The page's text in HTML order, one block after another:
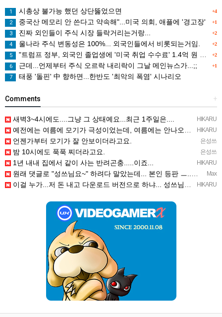
+4
1 시총상 불가능 했던 상단뚫었으면
+1
2 중국산 메모리 안 쓴다고 약속해"...미국 의회, 애플에 '경고장'
+2
3 진짜 외인들이 주식 시장 들락거리는거랑...
+2
4 울나라 주식 변동성은 100%... 외국인들에서 비롯되는거임.
+2
5 "트럼프 정부, 외국인 졸업생에 '미국 취업 수수료' 1.4억 원 검토
+1
6 근데...언제부터 주식 오르락 내리락이 그날 메인뉴스가...;;
7 태풍 '돌핀' 中 향하면...한반도 '최악의 폭염' 시나리오
+
Comments
HIKARU
새벽3~4시에도....그냥 그 상태예요...최근 1주일은....
HIKARU
예전에는 여름에 모기가 극성이었는데, 여름에는 안나오는 것 같은.....ㅎ ㅎ)
은성쓰
언젠가부터 모기가 잘 안보이더라고요.
은성쓰
밤 10시에도 푹푹 찌더라고요.
HIKARU
1년 내내 집에서 같이 사는 반려곤충.....이죠...
Max
원래 댓글로 "성쓰님요~" 하려다 말았는데... 본인 등판 ㅡ..ㅡy~
HIKARU
이걸 누가...저 돈 내고 다운로드 버전으로 하냐... 성쓰님이 계셨다!!!...